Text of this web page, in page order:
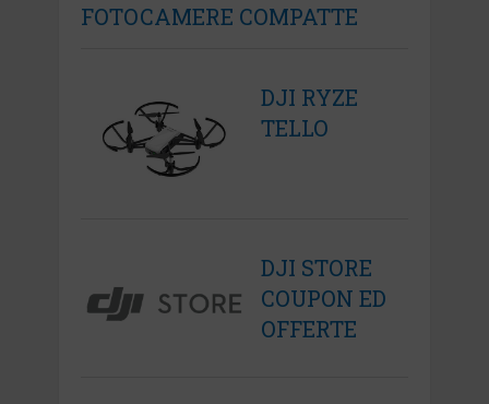
FOTOCAMERE COMPATTE
DJI RYZE
TELLO
DJI STORE
COUPON ED
OFFERTE